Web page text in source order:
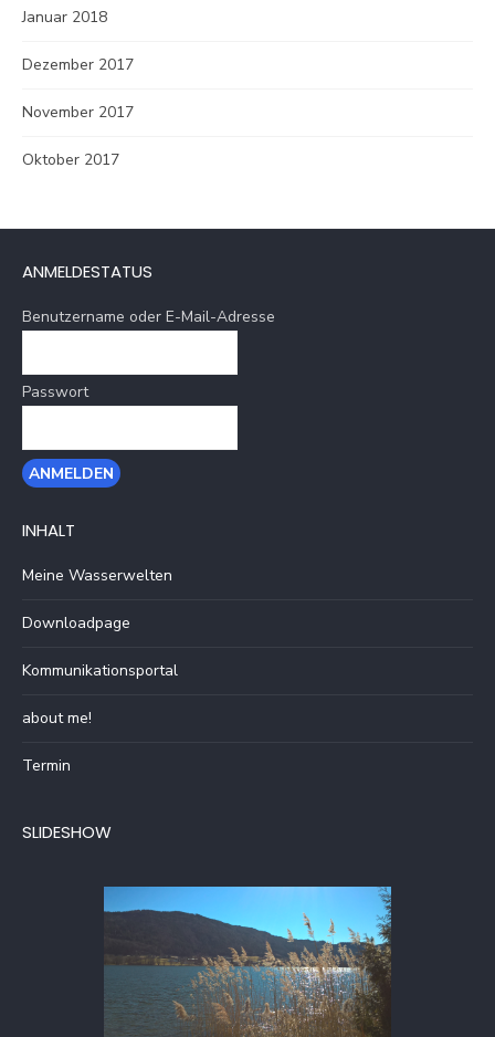
Januar 2018
Dezember 2017
November 2017
Oktober 2017
ANMELDESTATUS
Benutzername oder E-Mail-Adresse
Passwort
INHALT
Meine Wasserwelten
Downloadpage
Kommunikationsportal
about me!
Termin
SLIDESHOW